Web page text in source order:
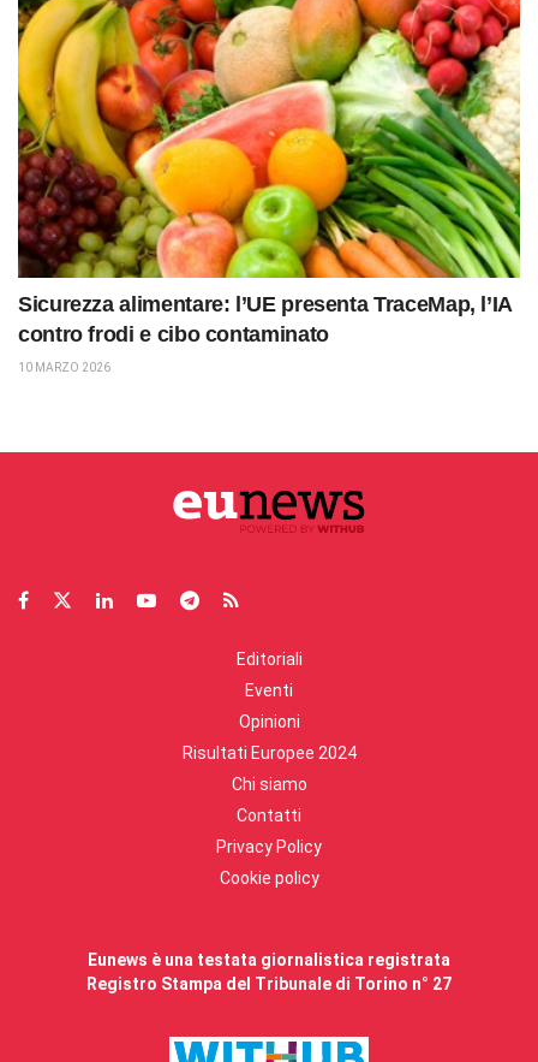
Sicurezza alimentare: l’UE presenta TraceMap, l’IA
contro frodi e cibo contaminato
10 MARZO 2026
Editoriali
Eventi
Opinioni
Risultati Europee 2024
Chi siamo
Contatti
Privacy Policy
Cookie policy
Eunews è una testata giornalistica registrata
Registro Stampa del Tribunale di Torino n° 27